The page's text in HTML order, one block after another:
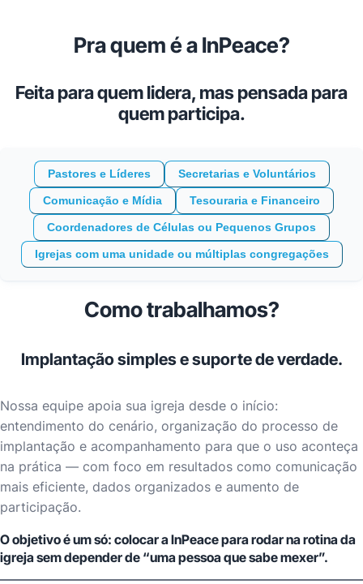
Pra quem é a InPeace?
Feita para quem lidera, mas pensada para
quem participa.
Pastores e Líderes Secretarias e Voluntários
Comunicação e Mídia Tesouraria e Financeiro
Coordenadores de Células ou Pequenos Grupos
Igrejas com uma unidade ou múltiplas congregações
Como trabalhamos?
Implantação simples e suporte de verdade.
Nossa equipe apoia sua igreja desde o início:
entendimento do cenário, organização do processo de
implantação e acompanhamento para que o uso aconteça
na prática — com foco em resultados como comunicação
mais eficiente, dados organizados e aumento de
participação.
O objetivo é um só: colocar a InPeace para rodar na rotina da
igreja sem depender de “uma pessoa que sabe mexer”.